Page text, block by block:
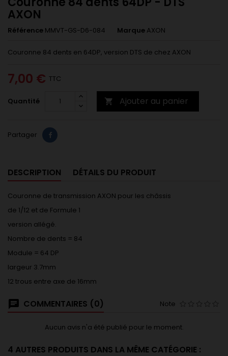
AXON
Référence MMVT-GS-D6-084 Marque AXON
Couronne 84 dents en 64DP, version DTS de chez AXON
7,00 € TTC
Quantité  Ajouter au panier
Partager
DESCRIPTION DÉTAILS DU PRODUIT
Couronne de transmission AXON pour les châssis
de 1/12 et de Formule 1
version allégé.
Nombre de dents = 84
Module = 64 DP
largeur 3.7mm
12 trous entre axe de 16mm
COMMENTAIRES (0) Note
Aucun avis n'a été publié pour le moment.
4 AUTRES PRODUITS DANS LA MÊME CATÉGORIE :